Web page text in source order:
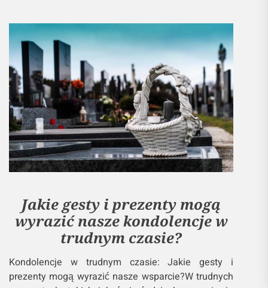
Jakie gesty i prezenty mogą
wyrazić nasze kondolencje w
trudnym czasie?
Kondolencje w trudnym czasie: Jakie gesty i
prezenty mogą wyrazić nasze wsparcie?W trudnych